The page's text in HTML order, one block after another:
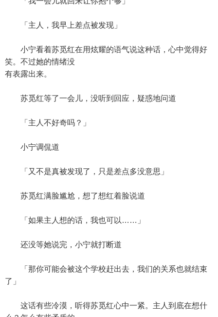
「主人，我早上差点被发现」
小宁看着苏觅红在用炫耀的语气说这种话，心中觉得好
笑。不过她的情绪没
有表露出来。
苏觅红等了一会儿，没听到回应，疑惑地问道
「主人不好奇吗？」
小宁调侃道
「又不是真被发现了，只是差点多没意思」
苏觅红满脸尴尬，想了想红着脸说道
「如果主人想的话，我也可以……」
还没等她说完，小宁就打断道
「那你可能会被这个学校赶出去，我们的关系也就结束
了」
这话有些冷漠，听得苏觅红心中一紧。主人到底在想什